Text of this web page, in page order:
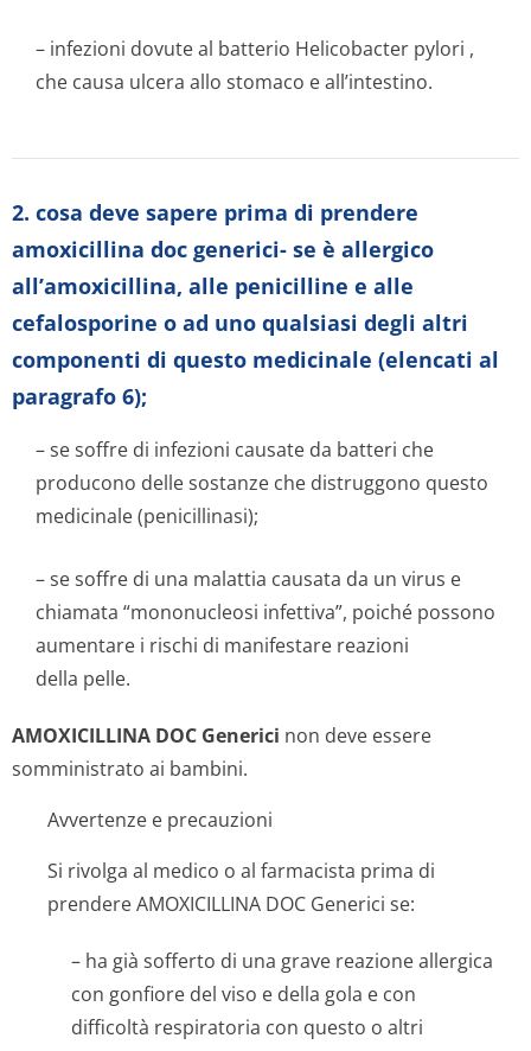
– infezioni dovute al batterio Helicobacter pylori ,
che causa ulcera allo stomaco e all’intestino.
2. cosa deve sapere prima di prendere
amoxicillina doc generici- se è allergico
all’amoxicillina, alle penicilline e alle
cefalosporine o ad uno qualsiasi degli altri
componenti di questo medicinale (elencati al
paragrafo 6);
– se soffre di infezioni causate da batteri che
producono delle sostanze che distruggono questo
medicinale (penicillinasi);
– se soffre di una malattia causata da un virus e
chiamata “mononucleosi infettiva”, poiché possono
aumentare i rischi di manifestare reazioni
della pelle.
AMOXICILLINA DOC Generici non deve essere
somministrato ai bambini.
Avvertenze e precauzioni
Si rivolga al medico o al farmacista prima di
prendere AMOXICILLINA DOC Generici se:
– ha già sofferto di una grave reazione allergica
con gonfiore del viso e della gola e con
difficoltà respiratoria con questo o altri